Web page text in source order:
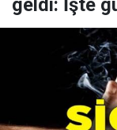
geldi: İşte